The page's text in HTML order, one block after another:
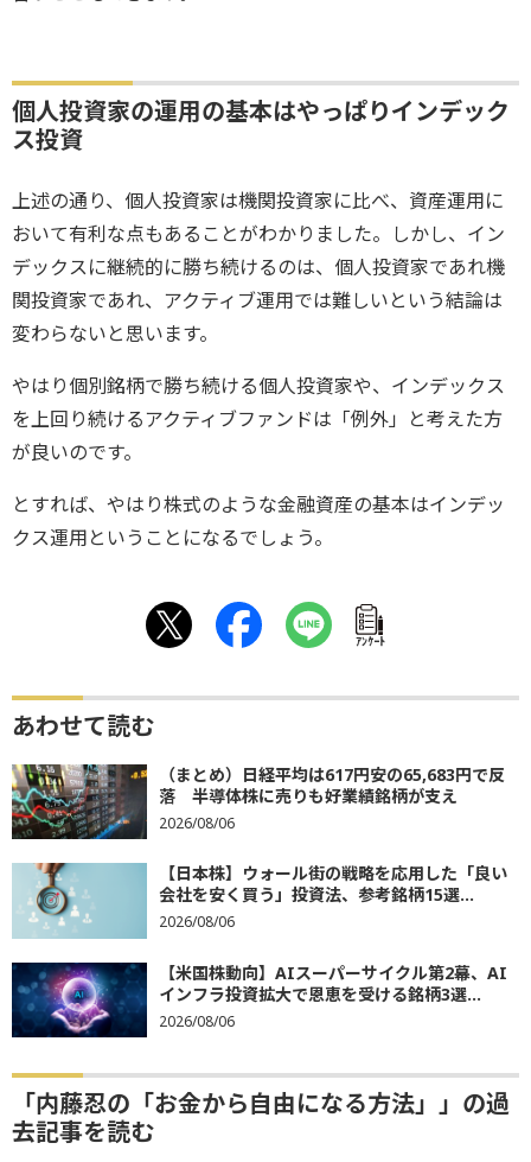
個人投資家の運用の基本はやっぱりインデック
ス投資
上述の通り、個人投資家は機関投資家に比べ、資産運用に
おいて有利な点もあることがわかりました。しかし、イン
デックスに継続的に勝ち続けるのは、個人投資家であれ機
関投資家であれ、アクティブ運用では難しいという結論は
変わらないと思います。
やはり個別銘柄で勝ち続ける個人投資家や、インデックス
を上回り続けるアクティブファンドは「例外」と考えた方
が良いのです。
とすれば、やはり株式のような金融資産の基本はインデッ
クス運用ということになるでしょう。
ｱﾝｹｰﾄ
あわせて読む
（まとめ）日経平均は617円安の65,683円で反
落 半導体株に売りも好業績銘柄が支え
2026/08/06
【日本株】ウォール街の戦略を応用した「良い
会社を安く買う」投資法、参考銘柄15選...
2026/08/06
【米国株動向】AIスーパーサイクル第2幕、AI
インフラ投資拡大で恩恵を受ける銘柄3選...
2026/08/06
「内藤忍の「お金から自由になる方法」」の過
去記事を読む